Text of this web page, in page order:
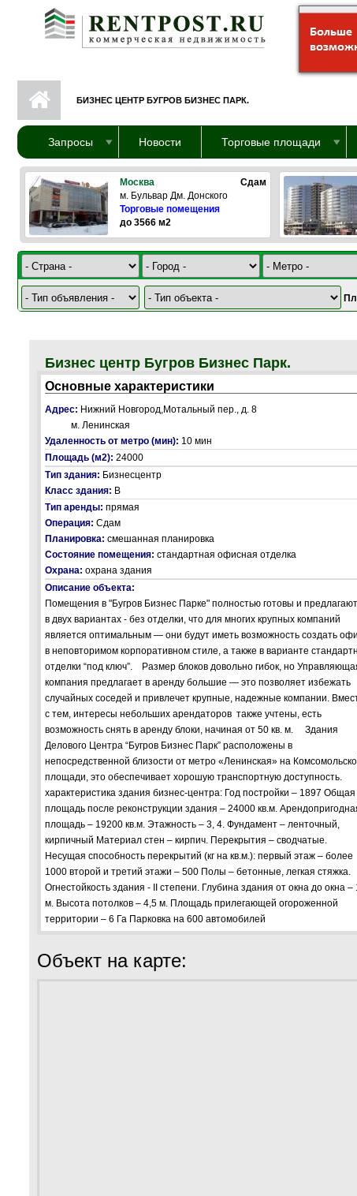
Перейти к основному содержанию
БИЗНЕС ЦЕНТР БУГРОВ БИЗНЕС ПАРК.
Запросы Новости Торговые площади
Москва
Сдам
м. Бульвар Дм. Донского
Торговые помещения
до 3566 м2
Бизнес центр Бугров Бизнес Парк.
Основные характеристики
Адрес: Нижний Новгород,Мотальный пер., д. 8
м. Ленинская
Удаленность от метро (мин): 10 мин
Площадь (м2): 24000
Тип здания: Бизнесцентр
Класс здания: В
Тип аренды: прямая
Операция: Сдам
Планировка: смешанная планировка
Состояние помещения: стандартная офисная отделка
Охрана: охрана здания
Описание объекта:
Помещения в "Бугров Бизнес Парке" полностью готовы и
в двух вариантах - без отделки, что для многих крупных компаний
является оптимальным — они будут иметь возможность создать
в неповторимом корпоративном стиле, а также в варианте
отделки “под ключ”. Размер блоков довольно гибок, но
компания предлагает в аренду большие — это позволяет избежать
случайных соседей и привлечет крупные, надежные компании.
с тем, интересы небольших арендаторов также учтены, есть
возможность снять в аренду блоки, начиная от 50 кв. м. Здания
Делового Центра “Бугров Бизнес Парк” расположены в
непосредственной близости от метро «Ленинская» на
площади, это обеспечивает хорошую транспортную доступность.
характеристика здания бизнес-центра: Год постройки – 1897 Общая
площадь после реконструкции здания – 24000 кв.м.
площадь – 19200 кв.м. Этажность – 3, 4. Фундамент – ленточный,
кирпичный Материал стен – кирпич. Перекрытия – сводчатые.
Несущая способность перекрытий (кг на кв.м.): первый этаж – более
1000 второй и третий этажи – 500 Полы – бетонные, легкая стяжка.
Огнестойкость здания - II степени. Глубина здания от окна до окна –
м. Высота потолков – 4,5 м. Площадь прилегающей огороженной
территории – 6 Га Парковка на 600 автомобилей
Объект на карте: